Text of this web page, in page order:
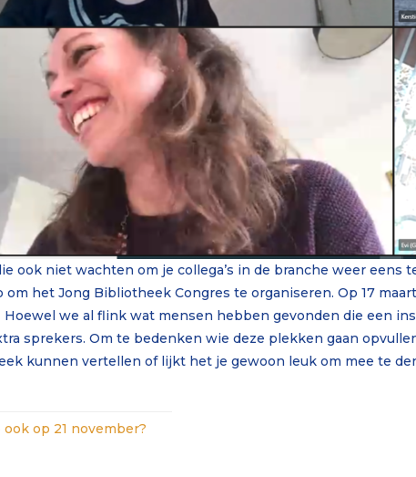
ook niet wachten om je collega’s in de branche weer
om het Jong Bibliotheek Congres te organiseren. Op 17
Hoewel we al flink wat mensen hebben gevonden die een
sprekers. Om te bedenken wie deze plekken gaan
kunnen vertellen of lijkt het je gewoon leuk om mee te
ook op 21 november?